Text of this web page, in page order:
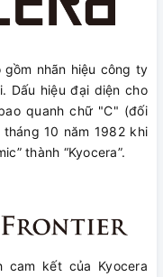
gồm nhãn hiệu công ty
Dấu hiệu đại diện cho
quanh chữ "C" (đối
10 năm 1982 khi
thành “Kyocera”.
cam kết của Kyocera